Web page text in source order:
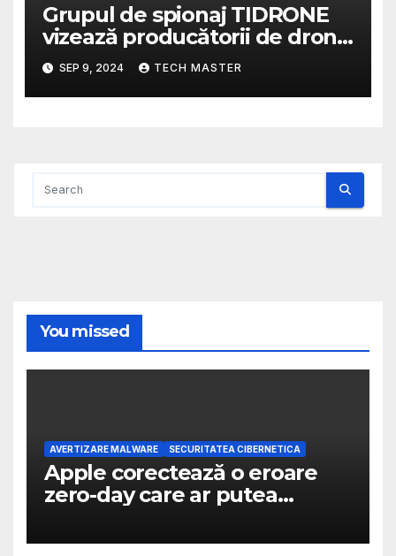
Grupul de spionaj TIDRONE
vizează producătorii de drone
din Taiwan într-o campanie
cibernetică
SEP 9, 2024 TECH MASTER
You missed
AVERTIZARE MALWARE SECURITATEA CIBERNETICA
Apple corectează o eroare
zero-day care ar putea
controlul dispozitivelor